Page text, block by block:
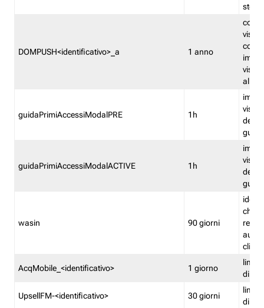
DOMPUSH<identificativo>_a 1 anno
guidaPrimiAccessiModalPRE 1h
della
guidaPrimiAccessiModalACTIVE 1h
della
wasin 90 giorni
che
rete
clienti
AcqMobile_<identificativo> 1 giorno
limita
di
UpsellFM-<identificativo> 30 giorni
limita
di